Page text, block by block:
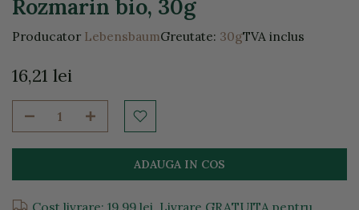
Rozmarin bio, 30g
Producator LebensbaumGreutate: 30gTVA inclus
16,21 lei
ADAUGA IN COS